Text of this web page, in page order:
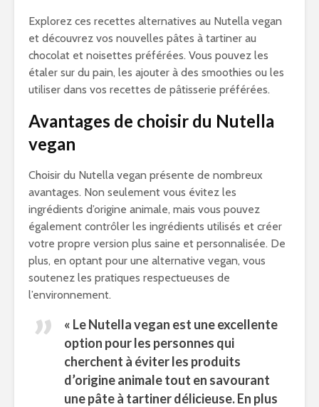
Explorez ces recettes alternatives au Nutella vegan
et découvrez vos nouvelles pâtes à tartiner au
chocolat et noisettes préférées. Vous pouvez les
étaler sur du pain, les ajouter à des smoothies ou les
utiliser dans vos recettes de pâtisserie préférées.
Avantages de choisir du Nutella
vegan
Choisir du Nutella vegan présente de nombreux
avantages. Non seulement vous évitez les
ingrédients d’origine animale, mais vous pouvez
également contrôler les ingrédients utilisés et créer
votre propre version plus saine et personnalisée. De
plus, en optant pour une alternative vegan, vous
soutenez les pratiques respectueuses de
l’environnement.
« Le Nutella vegan est une excellente
option pour les personnes qui
cherchent à éviter les produits
d’origine animale tout en savourant
une pâte à tartiner délicieuse. En plus